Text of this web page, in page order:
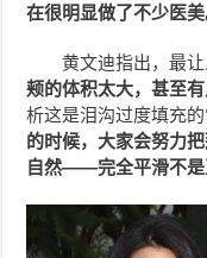
在很明显做了不少医美
黄文迪指出，最
颊的体积太大，甚至
析这是泪沟过度填充的
的时候，大家会努力
自然——完全平滑不是